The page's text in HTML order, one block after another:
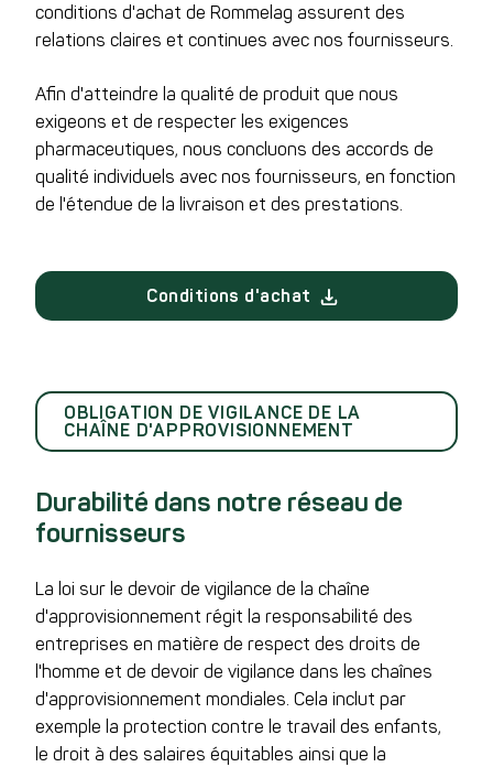
conditions d'achat de Rommelag assurent des
relations claires et continues avec nos fournisseurs.
Afin d'atteindre la qualité de produit que nous
exigeons et de respecter les exigences
pharmaceutiques, nous concluons des accords de
qualité individuels avec nos fournisseurs, en fonction
de l'étendue de la livraison et des prestations.
Conditions d'achat
OBLIGATION DE VIGILANCE DE LA
CHAÎNE D'APPROVISIONNEMENT
Durabilité dans notre réseau de
fournisseurs
La loi sur le devoir de vigilance de la chaîne
d'approvisionnement régit la responsabilité des
entreprises en matière de respect des droits de
l'homme et de devoir de vigilance dans les chaînes
d'approvisionnement mondiales. Cela inclut par
exemple la protection contre le travail des enfants,
le droit à des salaires équitables ainsi que la